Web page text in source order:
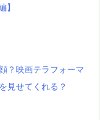
】
？映画テラフォーマ
見せてくれる？